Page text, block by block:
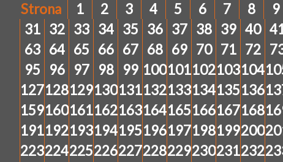
Strona 1 2 3 4 5 6 7 8 9
31 32 33 34 35 36 37 38 39 40
63 64 65 66 67 68 69 70 71 72
95
96 97 98 99 100101102103104
127128129130131132133134135136
159160161162163164165166167168
191192193194195196197198199200
223224225226227228229230231232